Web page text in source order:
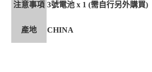
注意事項 3號電池 x 1 (需自行另外購買)
產地 CHINA